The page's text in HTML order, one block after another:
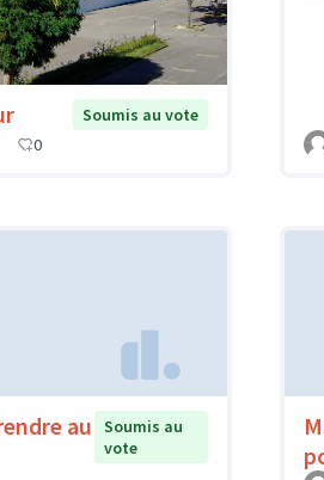
Soumis au vote
0
au
Soumis au
vote